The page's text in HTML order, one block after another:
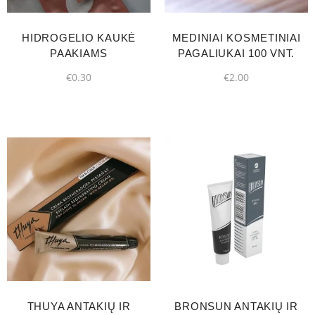
HIDROGELIO KAUKĖ
PAAKIAMS
€0.30
MEDINIAI KOSMETINIAI
PAGALIUKAI 100 VNT.
€2.00
THUYA ANTAKIŲ IR
BRONSUN ANTAKIŲ IR